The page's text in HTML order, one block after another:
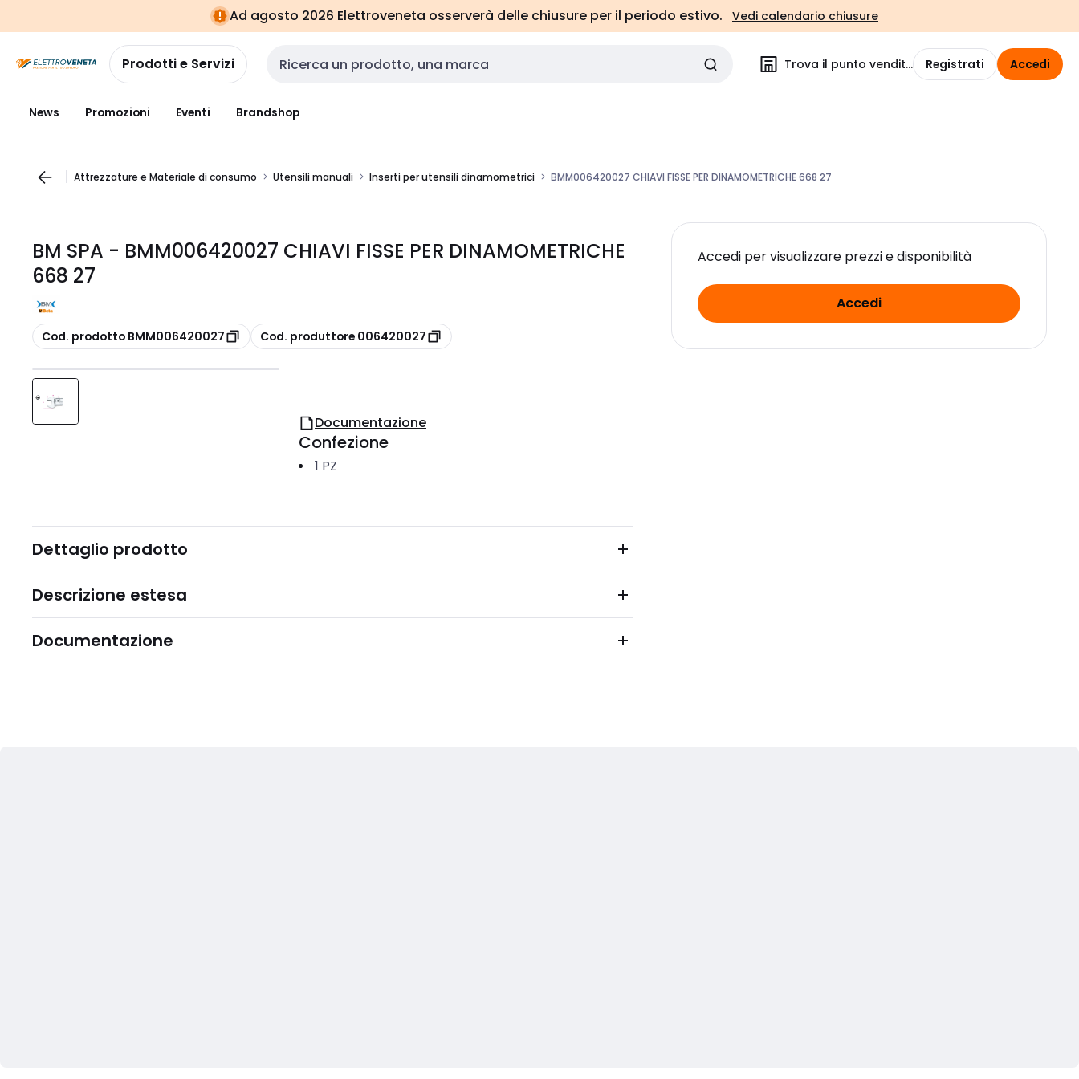
navigazionealla
pagina
Ad agosto 2026 Elettroveneta osserverà delle chiusure per il periodo estivo. Vedi calendario chiusure
Prodotti e Servizi Cerca input Trova il punto vendita Registrati Accedi
News Promozioni Eventi Brandshop
Attrezzature e Materiale di consumo Utensili manuali Inserti per utensili dinamometrici BMM006420027 CHIAVI FISSE PER DINAMOMETRICHE 668 27
BM SPA - BMM006420027 CHIAVI FISSE PER DINAMOMETRICHE
668 27
copia
Cod. prodotto BMM006420027 copia
Cod. produttore 006420027
Accedi per visualizzare prezzi e disponibilità
Accedi
Documentazione
Confezione
1 PZ
Dettaglio prodotto
Descrizione estesa
Documentazione